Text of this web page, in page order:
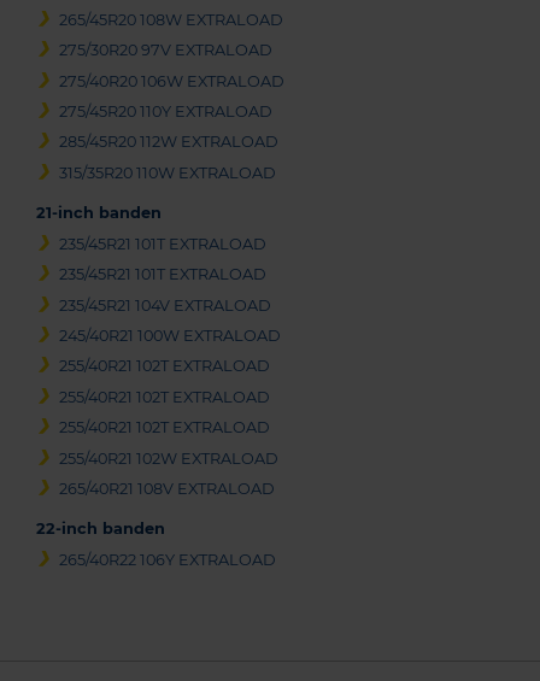
265/45R20 108W EXTRALOAD
275/30R20 97V EXTRALOAD
275/40R20 106W EXTRALOAD
275/45R20 110Y EXTRALOAD
285/45R20 112W EXTRALOAD
315/35R20 110W EXTRALOAD
21-inch banden
235/45R21 101T EXTRALOAD
235/45R21 101T EXTRALOAD
235/45R21 104V EXTRALOAD
245/40R21 100W EXTRALOAD
255/40R21 102T EXTRALOAD
255/40R21 102T EXTRALOAD
255/40R21 102T EXTRALOAD
255/40R21 102W EXTRALOAD
265/40R21 108V EXTRALOAD
22-inch banden
265/40R22 106Y EXTRALOAD